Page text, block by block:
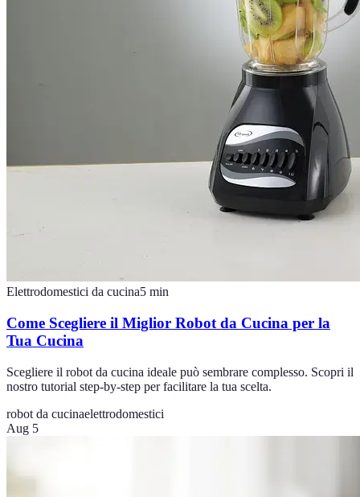
Elettrodomestici da cucina5 min
Come Scegliere il Miglior Robot da Cucina per la
Tua Cucina
Scegliere il robot da cucina ideale può sembrare complesso. Scopri il
nostro tutorial step-by-step per facilitare la tua scelta.
robot da cucinaelettrodomestici
Aug 5